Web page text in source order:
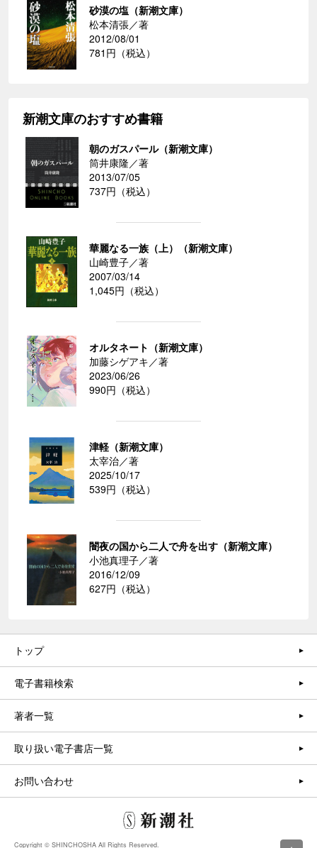
砂漠の塩（新潮文庫）
松本清張／著
2012/08/01
781円（税込）
新潮文庫のおすすめ書籍
朝のガスパール（新潮文庫）
筒井康隆／著
2013/07/05
737円（税込）
華麗なる一族（上）（新潮文庫）
山崎豊子／著
2007/03/14
1,045円（税込）
オルタネート（新潮文庫）
加藤シゲアキ／著
2023/06/26
990円（税込）
津軽（新潮文庫）
太宰治／著
2025/10/17
539円（税込）
闇夜の国から二人で舟を出す（新潮文庫）
小池真理子／著
2016/12/09
627円（税込）
トップ
電子書籍検索
著者一覧
取り扱い電子書店一覧
お問い合わせ
Copyright © SHINCHOSHA All Rights Reserved.